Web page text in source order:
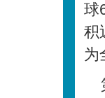
球
积
为